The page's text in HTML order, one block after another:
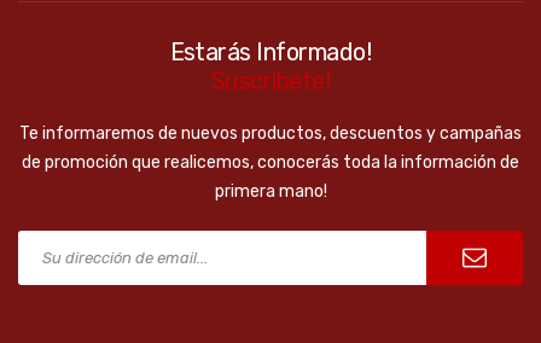
Estarás Informado!
Suscribete!
Te informaremos de nuevos productos, descuentos y campañas
de promoción que realicemos, conocerás toda la información de
primera mano!